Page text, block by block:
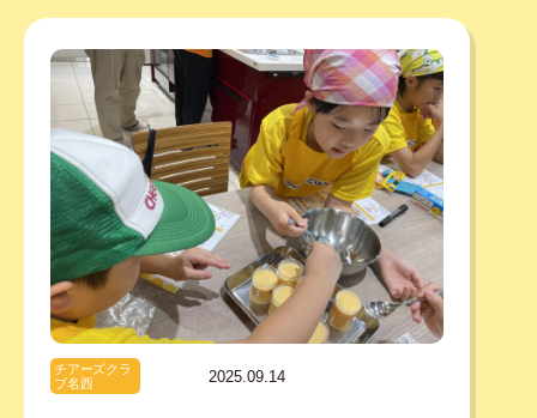
チアーズクラ
ブ名西
2025.09.14